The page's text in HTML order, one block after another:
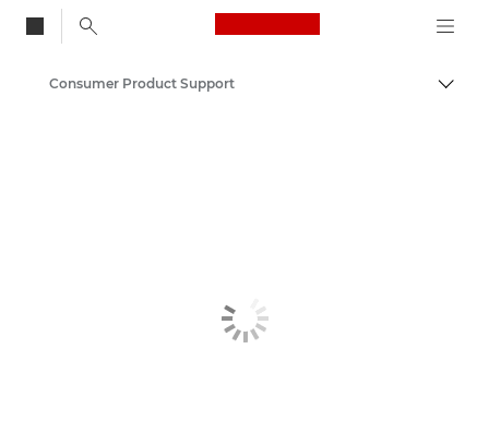
Canon Logo, back
Consumer Product Support